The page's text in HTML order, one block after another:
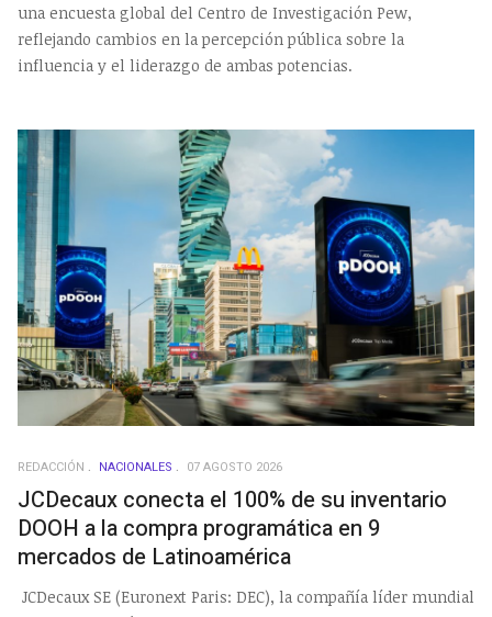
una encuesta global del Centro de Investigación Pew,
reflejando cambios en la percepción pública sobre la
influencia y el liderazgo de ambas potencias.
REDACCIÓN NACIONALES 07 AGOSTO 2026
JCDecaux conecta el 100% de su inventario
DOOH a la compra programática en 9
mercados de Latinoamérica
JCDecaux SE (Euronext Paris: DEC), la compañía líder mundial